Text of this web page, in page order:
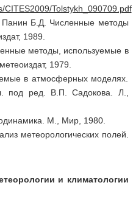
Tolstykh_090709.pdf
Б.Д. Численные методы
1989.
методы, используемые в
1979.
в атмосферных моделях.
под ред. В.П. Садокова. Л.,
М., Мир, 1980.
метеорологических полей.
и климатологии